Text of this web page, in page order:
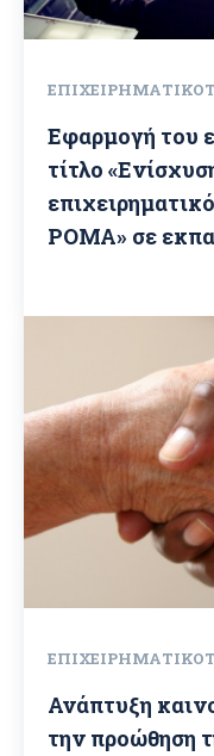
Εφαρμογή του
τίτλο
ΡΟΜΑ» σε
Ανάπτυξη
την προώθηση